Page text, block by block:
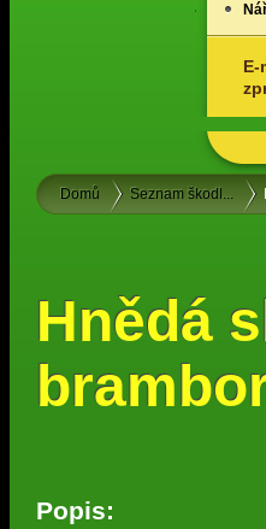
E-
Domů Seznam škodl...
Hnědá
Popis: